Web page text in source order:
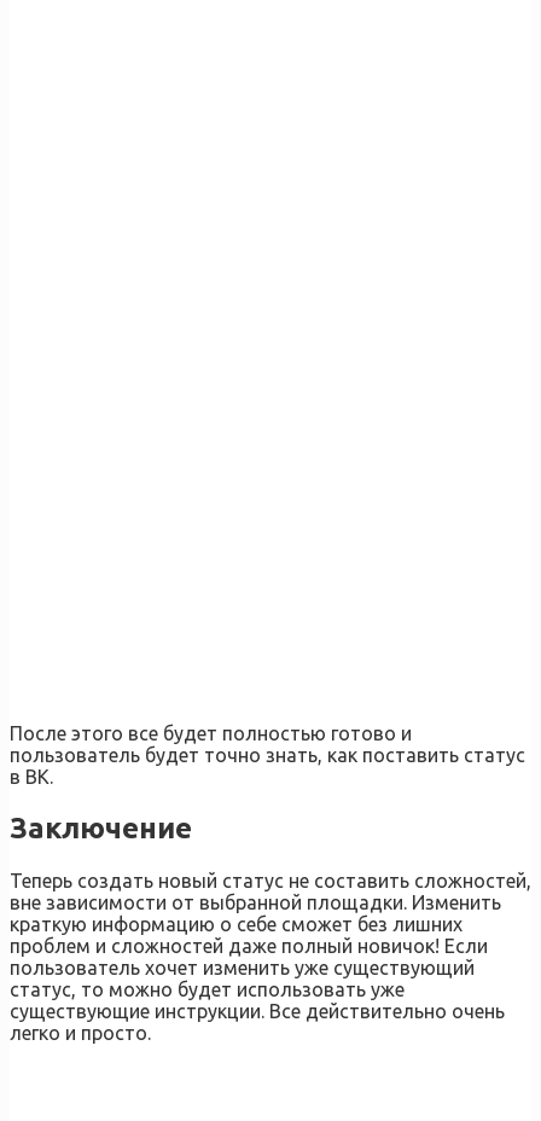
После этого все будет полностью готово и
пользователь будет точно знать, как поставить статус
в ВК.
Заключение
Теперь создать новый статус не составить сложностей,
вне зависимости от выбранной площадки. Изменить
краткую информацию о себе сможет без лишних
проблем и сложностей даже полный новичок! Если
пользователь хочет изменить уже существующий
статус, то можно будет использовать уже
существующие инструкции. Все действительно очень
легко и просто.